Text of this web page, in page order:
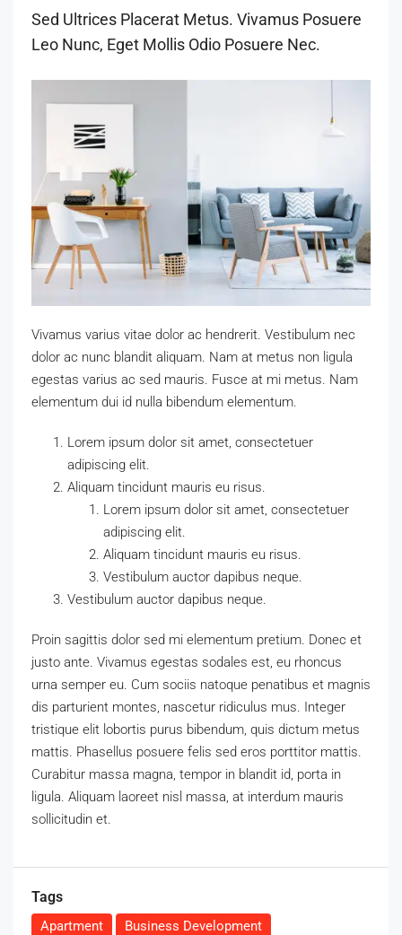
Sed Ultrices Placerat Metus. Vivamus Posuere
Leo Nunc, Eget Mollis Odio Posuere Nec.
Vivamus varius vitae dolor ac hendrerit. Vestibulum nec
dolor ac nunc blandit aliquam. Nam at metus non ligula
egestas varius ac sed mauris. Fusce at mi metus. Nam
elementum dui id nulla bibendum elementum.
Lorem ipsum dolor sit amet, consectetuer
adipiscing elit.
Aliquam tincidunt mauris eu risus.
Lorem ipsum dolor sit amet, consectetuer
adipiscing elit.
Aliquam tincidunt mauris eu risus.
Vestibulum auctor dapibus neque.
Vestibulum auctor dapibus neque.
Proin sagittis dolor sed mi elementum pretium. Donec et
justo ante. Vivamus egestas sodales est, eu rhoncus
urna semper eu. Cum sociis natoque penatibus et magnis
dis parturient montes, nascetur ridiculus mus. Integer
tristique elit lobortis purus bibendum, quis dictum metus
mattis. Phasellus posuere felis sed eros porttitor mattis.
Curabitur massa magna, tempor in blandit id, porta in
ligula. Aliquam laoreet nisl massa, at interdum mauris
sollicitudin et.
Tags
Apartment
Business Development